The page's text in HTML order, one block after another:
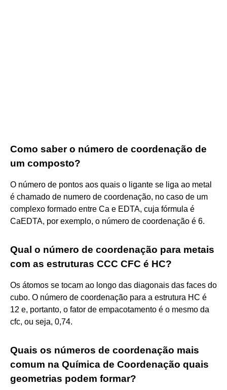
Como saber o número de coordenação de
um composto?
O número de pontos aos quais o ligante se liga ao metal
é chamado de numero de coordenação, no caso de um
complexo formado entre Ca e EDTA, cuja fórmula é
CaEDTA, por exemplo, o número de coordenação é 6.
Qual o número de coordenação para metais
com as estruturas CCC CFC é HC?
Os átomos se tocam ao longo das diagonais das faces do
cubo. O número de coordenação para a estrutura HC é
12 e, portanto, o fator de empacotamento é o mesmo da
cfc, ou seja, 0,74.
Quais os números de coordenação mais
comum na Química de Coordenação quais
geometrias podem formar?